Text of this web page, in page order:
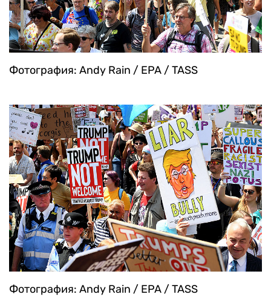
Фотография: Andy Rain / EPA / TASS
Фотография: Andy Rain / EPA / TASS